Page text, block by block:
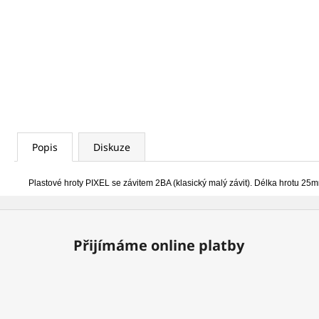
Popis Diskuze
Plastové hroty PIXEL se závitem 2BA (klasický malý závit). Délka hrotu
Z
Přijímáme online platby